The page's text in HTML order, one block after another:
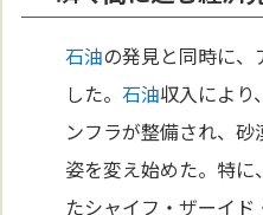
石油の発見と同時に
した。石油収入により
ンフラが整備され、
姿を変え始めた。特
たシャイフ・ザーイ